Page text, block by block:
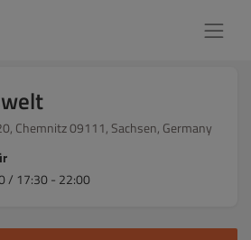
Chemnitz 09111, Sachsen, Germany
/ 17:30 - 22:00